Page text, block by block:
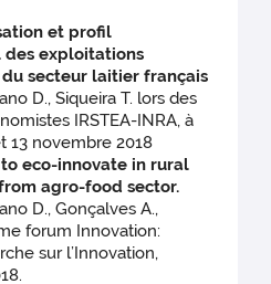
et profil
exploitations
secteur laitier français
D., Siqueira T. lors des
IRSTEA-INRA, à
13 novembre 2018
eco-innovate in rural
agro-food sector.
D., Gonçalves A.,
forum Innovation:
sur l’Innovation,